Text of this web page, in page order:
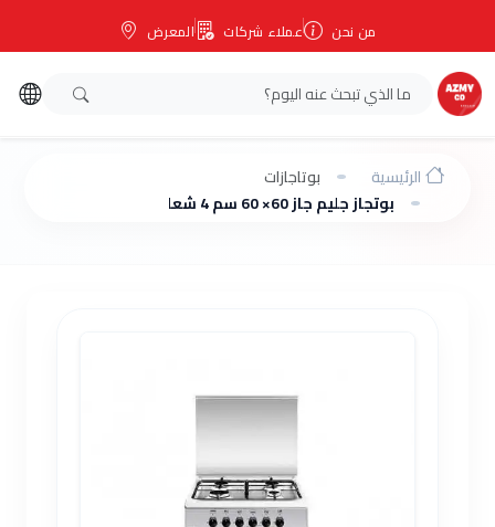
من نحن عملاء شركات المعرض
الرئيسية
بوتاجازات
بوتجاز جليم جاز 60× 60 سم 4 شعلة ستانلس AL6611GIFS